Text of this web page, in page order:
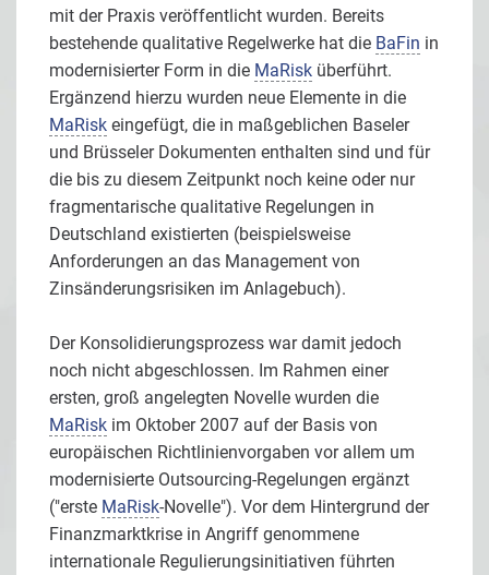
mit der Praxis veröffentlicht wurden. Bereits
bestehende qualitative Regelwerke hat die BaFin in
modernisierter Form in die MaRisk überführt.
Ergänzend hierzu wurden neue Elemente in die
MaRisk eingefügt, die in maßgeblichen Baseler
und Brüsseler Dokumenten enthalten sind und für
die bis zu diesem Zeitpunkt noch keine oder nur
fragmentarische qualitative Regelungen in
Deutschland existierten (beispielsweise
Anforderungen an das Management von
Zinsänderungsrisiken im Anlagebuch).
Der Konsolidierungsprozess war damit jedoch
noch nicht abgeschlossen. Im Rahmen einer
ersten, groß angelegten Novelle wurden die
MaRisk im Oktober 2007 auf der Basis von
europäischen Richtlinienvorgaben vor allem um
modernisierte Outsourcing-Regelungen ergänzt
("erste MaRisk-Novelle"). Vor dem Hintergrund der
Finanzmarktkrise in Angriff genommene
internationale Regulierungsinitiativen führten